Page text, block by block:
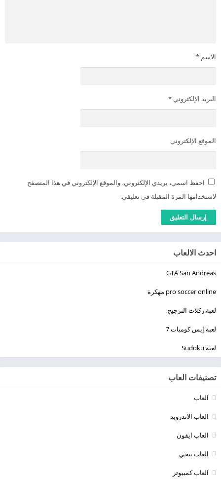
الاسم *
البريد الإلكتروني *
الموقع الإلكتروني
احفظ اسمي، بريدي الإلكتروني، والموقع الإلكتروني في هذا المتصفح
لاستخدامها المرة المقبلة في تعليقي.
احدث الالعاب
GTA San Andreas
pro soccer online مهكرة
لعبة ركلات الترجيح
لعبة إيس كومبات 7
لعبة Sudoku
تصنيفات العاب
العاب
العاب الاندرويد
العاب ايفون
العاب ببجي
العاب كمبيوتر